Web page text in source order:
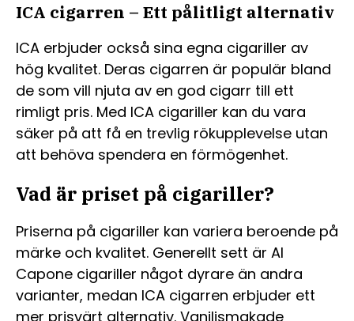
ICA cigarren – Ett pålitligt alternativ
ICA erbjuder också sina egna cigariller av
hög kvalitet. Deras cigarren är populär bland
de som vill njuta av en god cigarr till ett
rimligt pris. Med ICA cigariller kan du vara
säker på att få en trevlig rökupplevelse utan
att behöva spendera en förmögenhet.
Vad är priset på cigariller?
Priserna på cigariller kan variera beroende på
märke och kvalitet. Generellt sett är Al
Capone cigariller något dyrare än andra
varianter, medan ICA cigarren erbjuder ett
mer prisvärt alternativ. Vaniljsmakade